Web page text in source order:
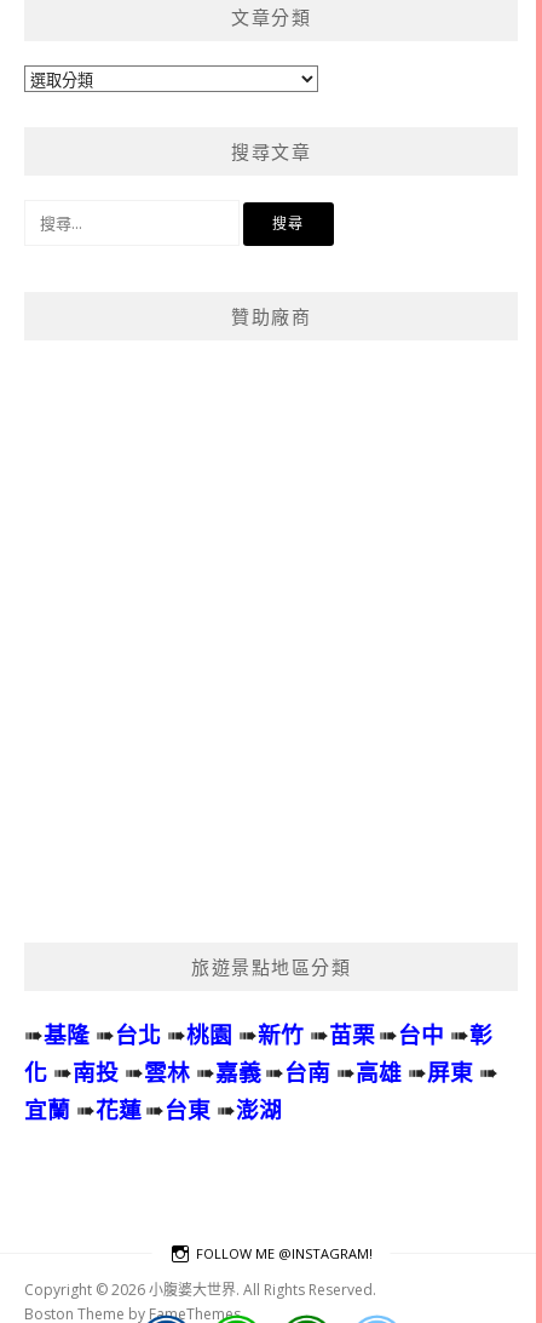
文章分類
文
搜尋文章
贊助廠商
旅遊景點地區分類
➠基隆 ➠台北 ➠桃園 ➠新竹 ➠苗栗➠台中 ➠彰
化 ➠南投 ➠雲林 ➠嘉義➠台南 ➠高雄 ➠屏東 ➠
宜蘭 ➠花蓮➠台東 ➠澎湖
FOLLOW ME @INSTAGRAM!
Copyright © 2026 小腹婆大世界. All Rights Reserved.
Boston Theme by FameThemes